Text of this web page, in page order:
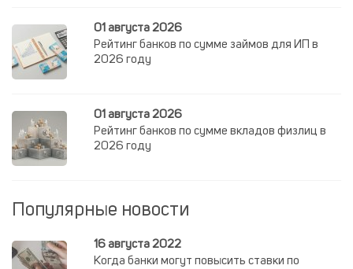
01 августа 2026
Рейтинг банков по сумме займов для ИП в
2026 году
01 августа 2026
Рейтинг банков по сумме вкладов физлиц в
2026 году
Популярные новости
16 августа 2022
Когда банки могут повысить ставки по